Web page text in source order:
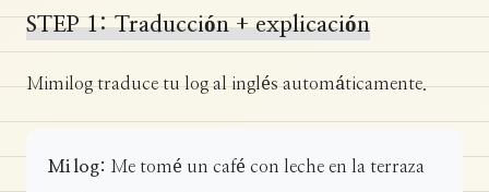
STEP 1: Traducción + explicación
Mimilog traduce tu log al inglés automáticamente.
Mi log:
Me tomé un café con leche en la terraza